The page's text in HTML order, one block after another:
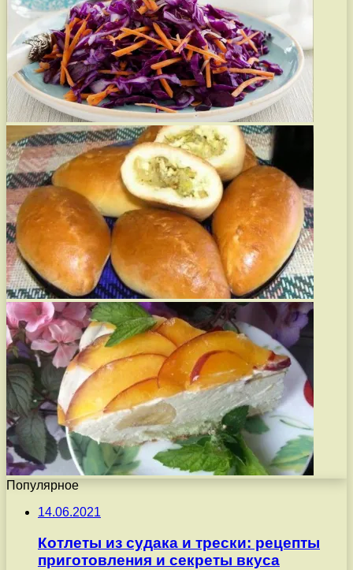
Популярное
14.06.2021
Котлеты из судака и трески: рецепты
приготовления и секреты вкуса